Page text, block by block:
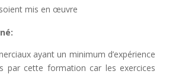
mis en œuvre
ayant un minimum d’expérience
par cette formation car les exercices